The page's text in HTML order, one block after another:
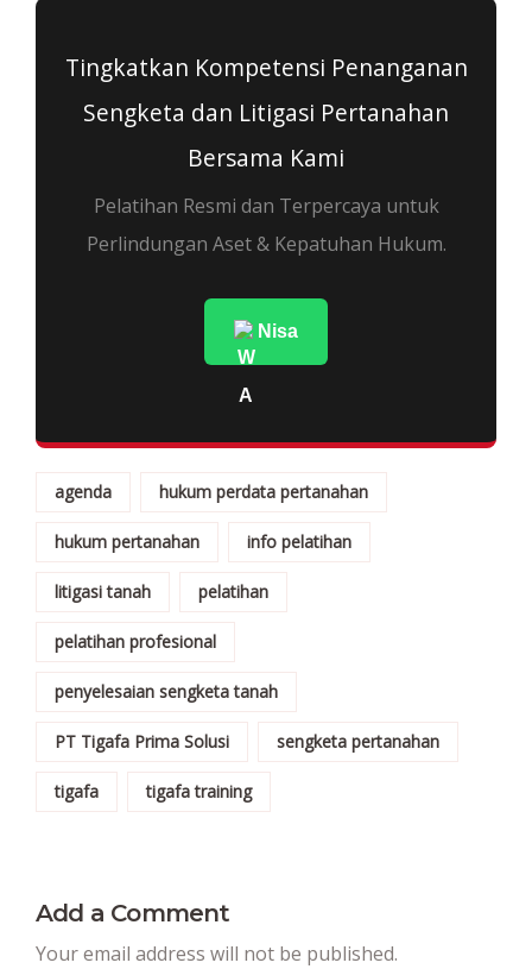
Tingkatkan Kompetensi Penanganan
Sengketa dan Litigasi Pertanahan
Bersama Kami
Pelatihan Resmi dan Terpercaya untuk
Perlindungan Aset & Kepatuhan Hukum.
Nisa
agenda hukum perdata pertanahan
hukum pertanahan info pelatihan
litigasi tanah pelatihan
pelatihan profesional
penyelesaian sengketa tanah
PT Tigafa Prima Solusi sengketa pertanahan
tigafa tigafa training
Add a Comment
Your email address will not be published.